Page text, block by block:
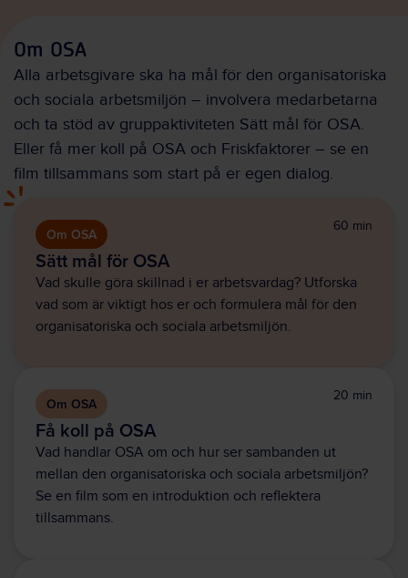
Om OSA
Alla arbetsgivare ska ha mål för den organisatoriska
och sociala arbetsmiljön – involvera medarbetarna
och ta stöd av gruppaktiviteten Sätt mål för OSA.
Eller få mer koll på OSA och Friskfaktorer – se en
film tillsammans som start på er egen dialog.
Om OSA 60 min
Sätt mål för OSA
Vad skulle göra skillnad i er arbetsvardag? Utforska
vad som är viktigt hos er och formulera mål för den
organisatoriska och sociala arbetsmiljön.
Om OSA 20 min
Få koll på OSA
Vad handlar OSA om och hur ser sambanden ut
mellan den organisatoriska och sociala arbetsmiljön?
Se en film som en introduktion och reflektera
tillsammans.